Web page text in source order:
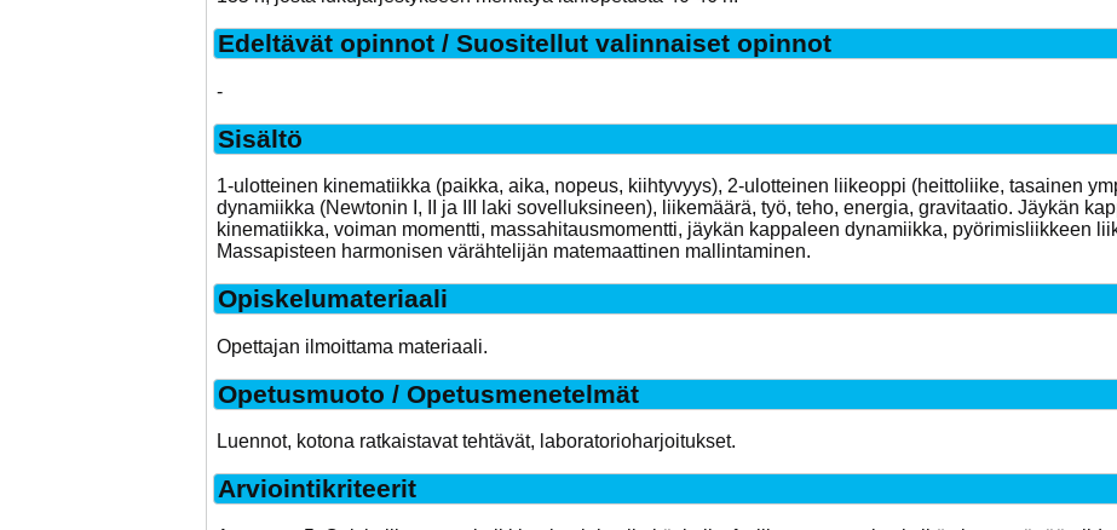
Edeltävät opinnot / Suositellut valinnaiset opinnot
-
Sisältö
1-ulotteinen kinematiikka (paikka, aika, nopeus, kiihtyvyys), 2-ulotteinen liikeoppi (heittoliike, tasainen
dynamiikka (Newtonin I, II ja III laki sovelluksineen), liikemäärä, työ, teho, energia, gravitaatio. Jäykän
kinematiikka, voiman momentti, massahitausmomentti, jäykän kappaleen dynamiikka, pyörimisliikkeen
Massapisteen harmonisen värähtelijän matemaattinen mallintaminen.
Opiskelumateriaali
Opettajan ilmoittama materiaali.
Opetusmuoto / Opetusmenetelmät
Luennot, kotona ratkaistavat tehtävät, laboratorioharjoitukset.
Arviointikriteerit